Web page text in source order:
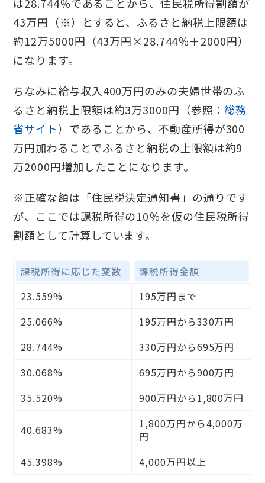
は28.744％であることから、住民税所得割額が
43万円（※）とすると、ふるさと納税上限額は
約12万5000円（43万円×28.744％＋2000円）
になります。
ちなみに給与収入400万円のみの夫婦世帯のふ
るさと納税上限額は約3万3000円（参照： 総務
省サイト）であることから、不動産所得が300
万円加わることでふるさと納税の上限額は約9
万2000円増加したことになります。
※正確な額は「住民税決定通知書」の通りです
が、ここでは課税所得の10％を仮の住民税所得
割額として計算しています。
課税所得に応じた変数
課税所得金額
23.559%
195万円まで
25.066%
195万円から330万円
28.744%
330万円から695万円
30.068%
695万円から900万円
35.520%
900万円から1,800万円
40.683%
1,800万円から4,000万
円
45.398%
4,000万円以上